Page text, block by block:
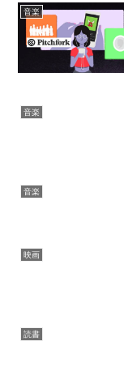
音楽
音楽
音楽
映画
読書